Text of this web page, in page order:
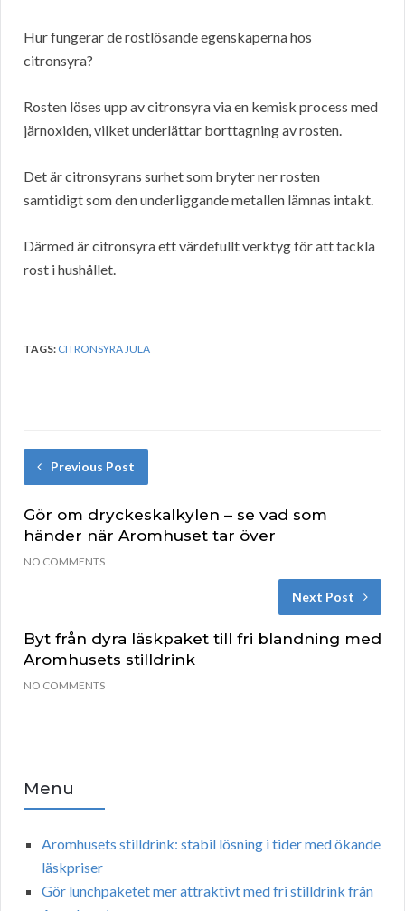
Hur fungerar de rostlösande egenskaperna hos
citronsyra?
Rosten löses upp av citronsyra via en kemisk process med
järnoxiden, vilket underlättar borttagning av rosten.
Det är citronsyrans surhet som bryter ner rosten
samtidigt som den underliggande metallen lämnas intakt.
Därmed är citronsyra ett värdefullt verktyg för att tackla
rost i hushållet.
TAGS: CITRONSYRA JULA
Previous Post
Gör om dryckeskalkylen – se vad som
händer när Aromhuset tar över
NO COMMENTS
Next Post
Byt från dyra läskpaket till fri blandning med
Aromhusets stilldrink
NO COMMENTS
Menu
Aromhusets stilldrink: stabil lösning i tider med ökande
läskpriser
Gör lunchpaketet mer attraktivt med fri stilldrink från